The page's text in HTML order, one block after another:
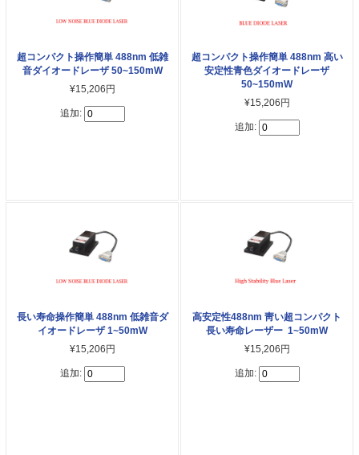
超コンパクト操作簡単 488nm 低雑
音ダイオードレーザ 50~150mW
¥15,206円
追加:
超コンパクト操作簡単 488nm 高い
安定性青色ダイオードレーザ
50~150mW
¥15,206円
追加:
長い寿命操作簡単 488nm 低雑音ダ
イオードレーザ 1~50mW
¥15,206円
追加:
高安定性488nm 靑い超コンパクト
長い寿命レーザー 1~50mW
¥15,206円
追加: